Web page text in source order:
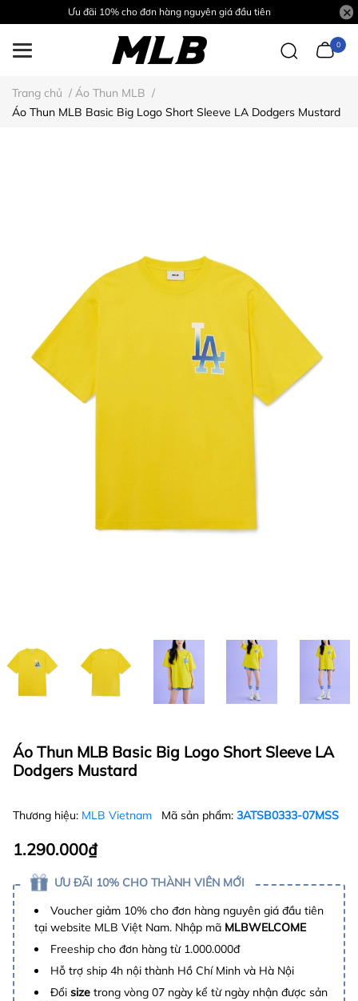
Ưu đãi 10% cho đơn hàng nguyên giá đầu tiên
0
Trang chủ / Áo Thun MLB /
Áo Thun MLB Basic Big Logo Short Sleeve LA Dodgers Mustard
Áo Thun MLB Basic Big Logo Short Sleeve LA
Dodgers Mustard
Thương hiệu: MLB Vietnam Mã sản phẩm: 3ATSB0333-07MSS
1.290.000₫
ƯU ĐÃI 10% CHO THÀNH VIÊN MỚI
Voucher giảm 10% cho đơn hàng nguyên giá đầu tiên
tại website MLB Việt Nam. Nhập mã MLBWELCOME
Freeship cho đơn hàng từ 1.000.000đ
Hỗ trợ ship 4h nội thành Hồ Chí Minh và Hà Nội
Đổi size trong vòng 07 ngày kể từ ngày nhận được sản